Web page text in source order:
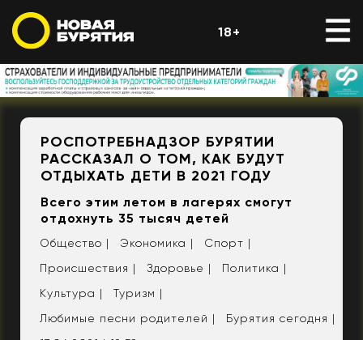
18+
РОСПОТРЕБНАДЗОР БУРЯТИИ
РАССКАЗАЛ О ТОМ, КАК БУДУТ
ОТДЫХАТЬ ДЕТИ В 2021 ГОДУ
Всего этим летом в лагерях смогут
отдохнуть 35 тысяч детей
Общество | Экономика |
Спорт |
Происшествия |
Здоровье |
Политика |
Культура |
Туризм |
Любимые песни родителей |
Бурятия сегодня |